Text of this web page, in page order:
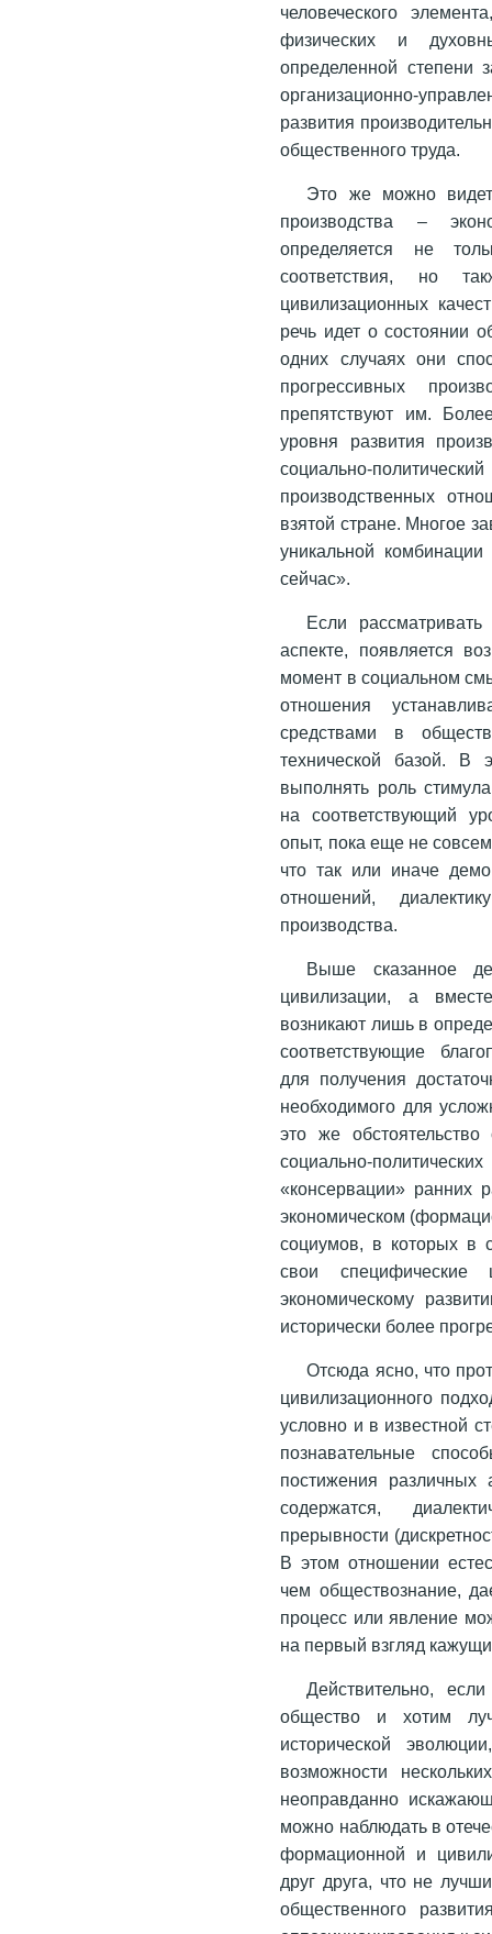
человеческого
физических и
определенной степени
организационно-
развития
общественного труда.
Это же можно
производства –
определяется не
соответствия, но
цивилизационных
речь идет о состоянии
одних случаях они
прогрессивных
препятствуют им.
уровня развития
социально-
производственных
взятой стране. Многое
уникальной
сейчас».
Если
аспекте, появляется
момент в социальном
отношения
средствами в
технической базой. В
выполнять роль
на соответствующий
опыт, пока еще не
что так или иначе
отношений,
производства.
Выше сказанное
цивилизации, а
возникают лишь в
соответствующие
для получения
необходимого для
это же
социально-
«консервации» ранних
экономическом
социумов, в которых в
свои специфические
экономическому
исторически более
Отсюда ясно, что
цивилизационного
условно и в известной
познавательные
постижения различных
содержатся,
прерывности
В этом отношении
чем обществознание,
процесс или явление
на первый взгляд
Действительно,
общество и хотим
исторической
возможности
неоправданно
можно наблюдать в
формационной и
друг друга, что не
общественного